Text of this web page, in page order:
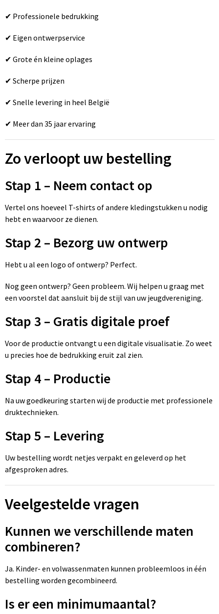
✔ Professionele bedrukking
✔ Eigen ontwerpservice
✔ Grote én kleine oplages
✔ Scherpe prijzen
✔ Snelle levering in heel België
✔ Meer dan 35 jaar ervaring
Zo verloopt uw bestelling
Stap 1 – Neem contact op
Vertel ons hoeveel T-shirts of andere kledingstukken u nodig
hebt en waarvoor ze dienen.
Stap 2 – Bezorg uw ontwerp
Hebt u al een logo of ontwerp? Perfect.
Nog geen ontwerp? Geen probleem. Wij helpen u graag met
een voorstel dat aansluit bij de stijl van uw jeugdvereniging.
Stap 3 – Gratis digitale proef
Voor de productie ontvangt u een digitale visualisatie. Zo weet
u precies hoe de bedrukking eruit zal zien.
Stap 4 – Productie
Na uw goedkeuring starten wij de productie met professionele
druktechnieken.
Stap 5 – Levering
Uw bestelling wordt netjes verpakt en geleverd op het
afgesproken adres.
Veelgestelde vragen
Kunnen we verschillende maten
combineren?
Ja. Kinder- en volwassenmaten kunnen probleemloos in één
bestelling worden gecombineerd.
Is er een minimumaantal?